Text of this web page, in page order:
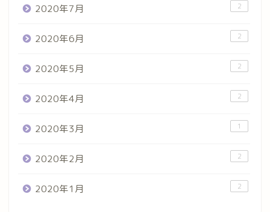
2020年7月 2
2020年6月 2
2020年5月 2
2020年4月 2
2020年3月 1
2020年2月 2
2020年1月 2